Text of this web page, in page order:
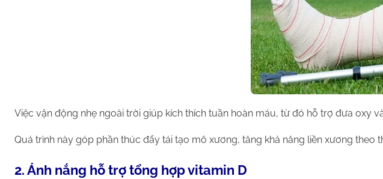
Việc vận động nhẹ ngoài trời giúp kích thích tuần hoàn máu, từ đó hỗ trợ đưa oxy
Quá trình này góp phần thúc đẩy tái tạo mô xương, tăng khả năng liền xương theo
2. Ánh nắng hỗ trợ tổng hợp vitamin D